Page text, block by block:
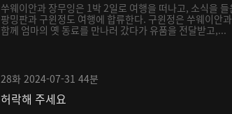
쑤웨이안과 장무잉은 1박 2일로 여행을 떠나고, 소식을 들
팡밍판과 구윈정도 여행에 합류한다. 구윈정은 쑤웨이안과
함께 엄마의 옛 동료를 만나러 갔다가 유품을 전달받고,...
28화 2024-07-31 44분
허락해 주세요